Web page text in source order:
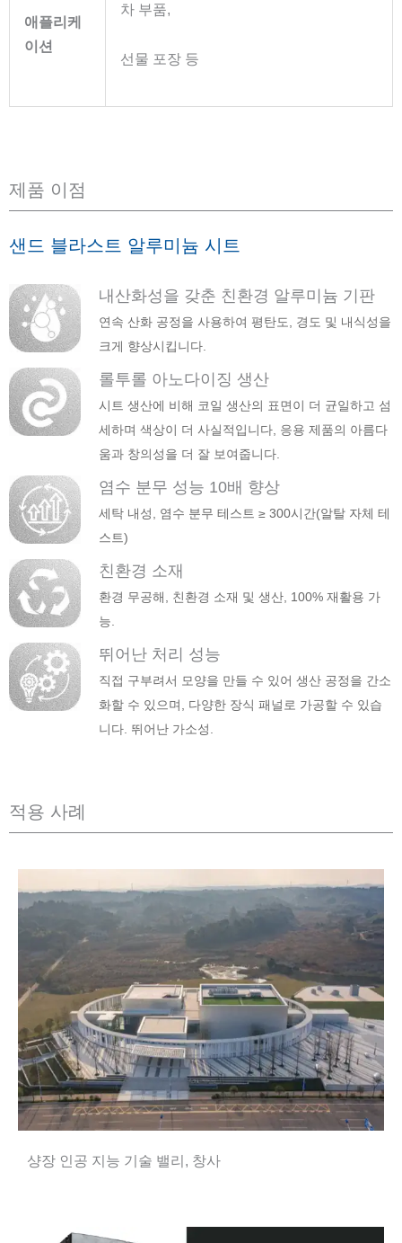
애플리케
이션
차 부품,
선물 포장 등
제품 이점
샌드 블라스트 알루미늄 시트
내산화성을 갖춘 친환경 알루미늄 기판
연속 산화 공정을 사용하여 평탄도, 경도 및 내식성을
크게 향상시킵니다.
롤투롤 아노다이징 생산
시트 생산에 비해 코일 생산의 표면이 더 균일하고 섬
세하며 색상이 더 사실적입니다, 응용 제품의 아름다
움과 창의성을 더 잘 보여줍니다.
염수 분무 성능 10배 향상
세탁 내성, 염수 분무 테스트 ≥ 300시간(알탈 자체 테
스트)
친환경 소재
환경 무공해, 친환경 소재 및 생산, 100% 재활용 가
능.
뛰어난 처리 성능
직접 구부려서 모양을 만들 수 있어 생산 공정을 간소
화할 수 있으며, 다양한 장식 패널로 가공할 수 있습
니다. 뛰어난 가소성.
적용 사례
샹장 인공 지능 기술 밸리, 창사